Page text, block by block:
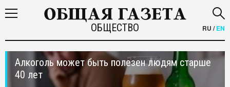
ОБЩЕСТВО RU /EN
Алкоголь может быть полезен людям старше
40 лет